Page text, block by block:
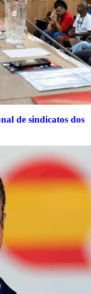
de sindicatos dos